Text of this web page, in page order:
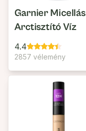
Garnier Micellás
Arctisztító Víz
4.4
2857 vélemény